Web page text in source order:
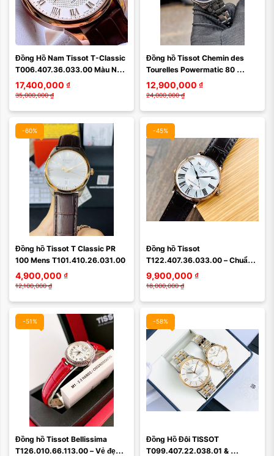
Đồng Hồ Nam Tissot T-Classic
T006.407.36.033.00 Màu Nâu
Vàng
17,400,000 ₫
35,000,000 ₫
Đồng hồ Tissot Chemin des
Tourelles Powermatic 80
T139.807.11.061.00 – Vẻ đẹp
cổ điển vượt thời ...
12,900,000 ₫
24,000,000 ₫
-60%
Màu mặt:
Xóa
Đồng hồ Tissot T Classic PR
100 Mens T101.410.26.031.00
4,900,000 ₫
12,100,000 ₫
-45%
Đồng hồ Tissot
T122.407.36.033.00 – Chuẩn
mực của vẻ đẹp cổ điển Thụy Sĩ
dành cho quý ông hiện đại
9,900,000 ₫
18,000,000 ₫
-51%
Đồng hồ Tissot Bellissima
T126.010.66.113.00 – Vẻ đẹp
-58%
Màu mặt:
Xóa
Đồng Hồ Đôi TISSOT
T099.407.22.038.01 &
Màu mặt:
Xóa
Màu mặt:
Xóa